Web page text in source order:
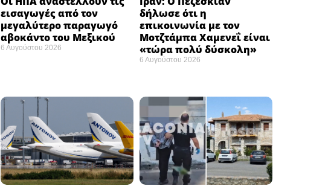
εισαγωγές από τον
μεγαλύτερο παραγωγό
αβοκάντο του Μεξικού ​
6 Αυγούστου 2026
δήλωσε ότι η
επικοινωνία με τον
Μοτζτάμπα Χαμενεΐ είναι
«τώρα πολύ δύσκολη» ​
6 Αυγούστου 2026